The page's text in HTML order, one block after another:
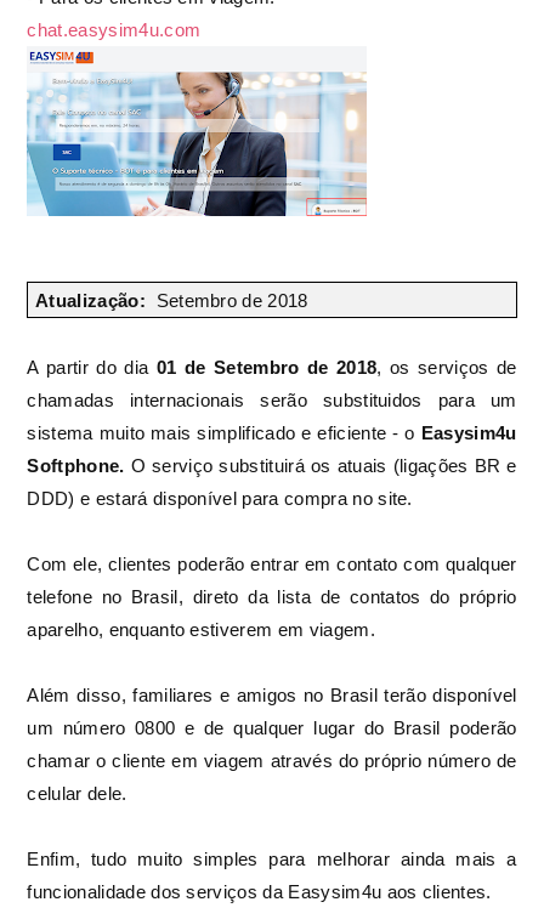
chat.easysim4u.com
Atualização: Setembro de 2018
A partir do dia 01 de Setembro de 2018, os serviços de
chamadas internacionais serão substituidos para um
sistema muito mais simplificado e eficiente - o Easysim4u
Softphone. O serviço substituirá os atuais (ligações BR e
DDD) e estará disponível para compra no site.
Com ele, clientes poderão entrar em contato com qualquer
telefone no Brasil, direto da lista de contatos do próprio
aparelho, enquanto estiverem em viagem.
Além disso, familiares e amigos no Brasil terão disponível
um número 0800 e de qualquer lugar do Brasil poderão
chamar o cliente em viagem através do próprio número de
celular dele.
Enfim, tudo muito simples para melhorar ainda mais a
funcionalidade dos serviços da Easysim4u aos clientes.